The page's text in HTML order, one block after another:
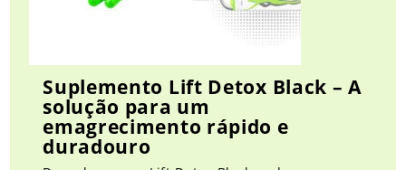
Suplemento Lift Detox Black – A
solução para um
emagrecimento rápido e
duradouro